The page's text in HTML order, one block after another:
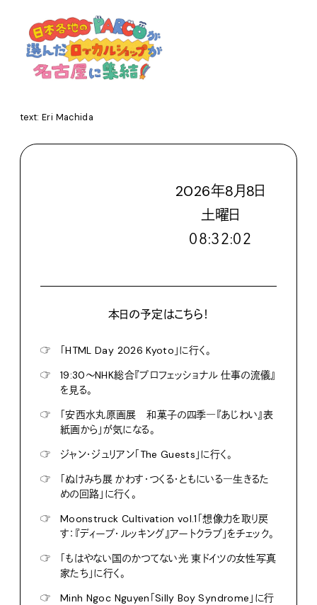
text: Eri Machida
2026年8月8日
土曜日
０８:３２:０３
本日の予定はこちら！
☞
「HTML Day 2026 Kyoto」に行く。
☞
19:30〜NHK総合『プロフェッショナル 仕事の流儀』
を見る。
☞
「安西水丸原画展 和菓子の四季―『あじわい』表
紙画から」が気になる。
☞
ジャン・ジュリアン「The Guests」に行く。
☞
「ぬけみち展 かわす・つくる・ともにいる―生きるた
めの回路」に行く。
☞
Moonstruck Cultivation vol.1「想像力を取り戻
す：『ディープ・ルッキング』アートクラブ」をチェック。
☞
「もはやない国のかつてない光 東ドイツの女性写真
家たち」に行く。
☞
Minh Ngoc Nguyen「Silly Boy Syndrome」に行